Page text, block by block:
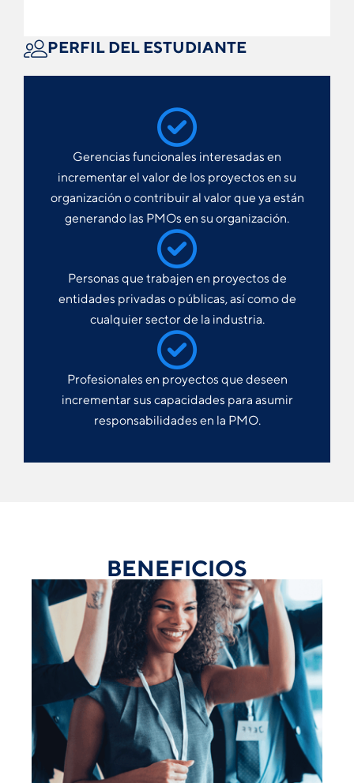
PERFIL DEL ESTUDIANTE
Gerencias funcionales interesadas en
incrementar el valor de los proyectos en su
organización o contribuir al valor que ya están
generando las PMOs en su organización.
Personas que trabajen en proyectos de
entidades privadas o públicas, así como de
cualquier sector de la industria.
Profesionales en proyectos que deseen
incrementar sus capacidades para asumir
responsabilidades en la PMO.
BENEFICIOS